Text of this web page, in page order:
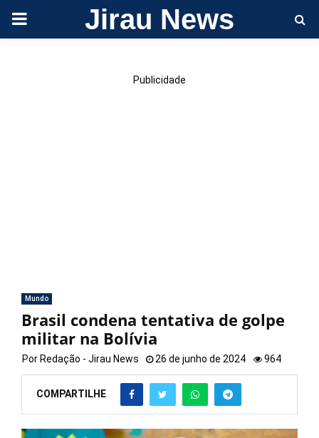
PRIMARY Jirau News
Publicidade
Mundo
Brasil condena tentativa de golpe
militar na Bolívia
Por Redação - Jirau News 26 de junho de 2024 964
COMPARTILHE